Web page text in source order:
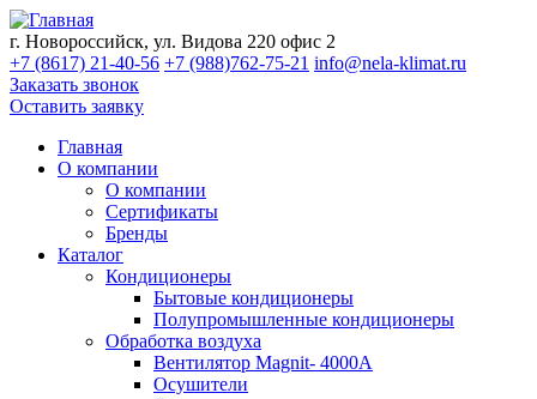
г. Новороссийск, ул. Видова 220 офис 2
+7 (8617) 21-40-56 +7 (988)762-75-21 info@nela-klimat.ru
Заказать звонок
Оставить заявку
Главная
О компании
О компании
Сертификаты
Бренды
Каталог
Кондиционеры
Бытовые кондиционеры
Полупромышленные кондиционеры
Обработка воздуха
Вентилятор Magnit- 4000A
Осушители